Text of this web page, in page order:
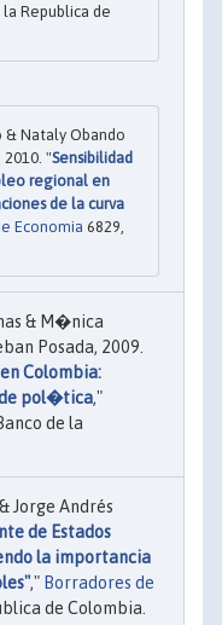
la Republica de
& Nataly Obando
2010. "Sensibilidad
regional en
de la curva
Economia 6829,
& M�nica
Posada, 2009.
Colombia:
pol�tica,"
de la
Jorge Andrés
de Estados
la importancia
," Borradores de
de Colombia.